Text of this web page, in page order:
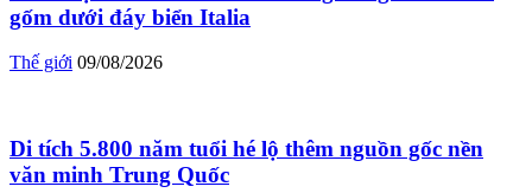
gốm dưới đáy biển Italia
Thế giới 09/08/2026
Di tích 5.800 năm tuổi hé lộ thêm nguồn gốc nền
văn minh Trung Quốc